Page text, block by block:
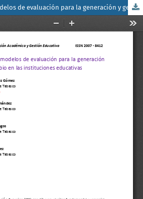
Una mirada a los modelos de evaluación para la generación y gestión del cambio en las instituciones educativas